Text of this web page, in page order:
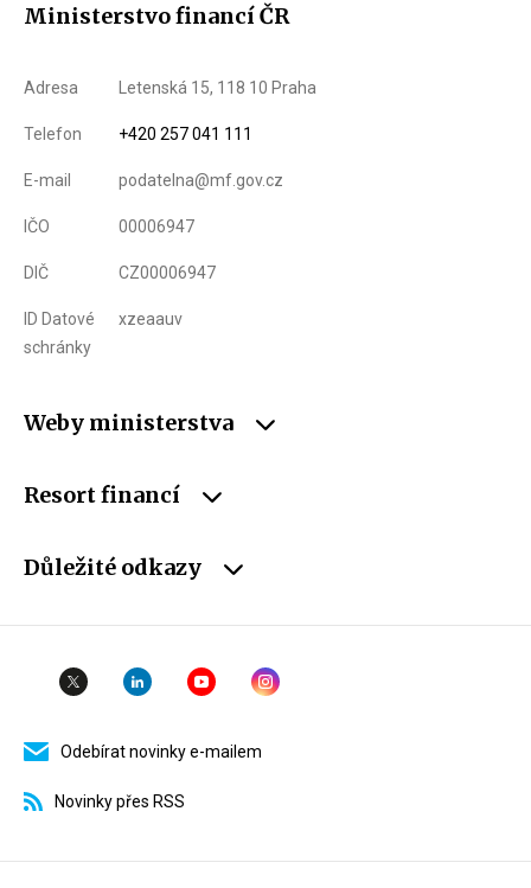
Ministerstvo financí ČR
Adresa Letenská 15, 118 10 Praha
Telefon +420 257 041 111
E-mail podatelna@mf.gov.cz
IČO 00006947
DIČ CZ00006947
ID Datové
schránky
xzeaauv
Weby ministerstva
Resort financí
Důležité odkazy
Odebírat novinky e-mailem
Novinky přes RSS